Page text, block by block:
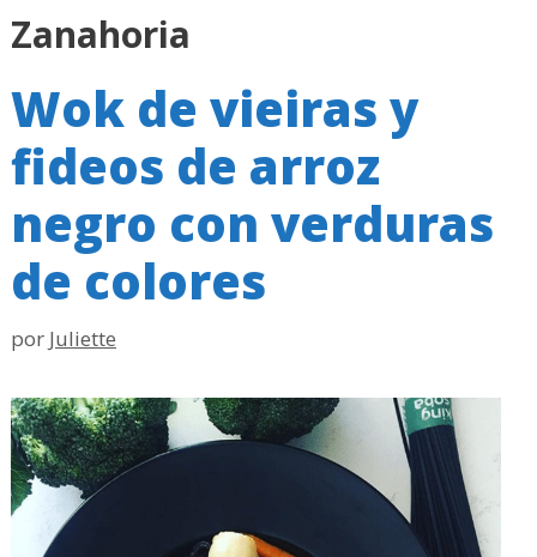
Zanahoria
Wok de vieiras y
fideos de arroz
negro con verduras
de colores
por Juliette